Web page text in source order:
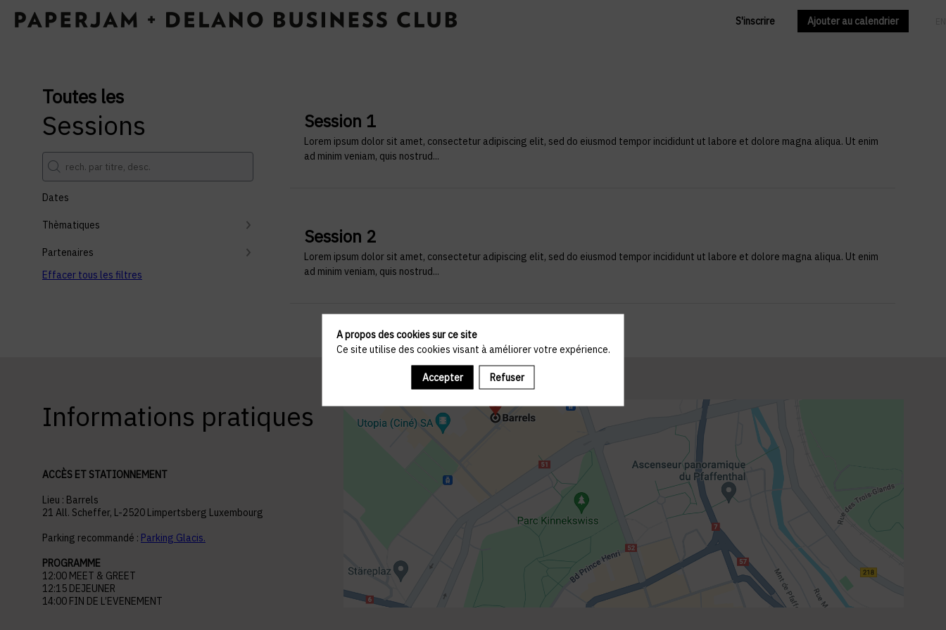
S'inscrire Ajouter au calendrier
Toutes les
Sessions
Dates
Thèmatiques
Partenaires
Effacer tous les filtres
Session 1
Lorem ipsum dolor sit amet, consectetur adipiscing elit, sed do eiusmod tempor incididunt ut labore et dolore magna aliqua. Ut enim
ad minim veniam, quis nostrud...
Session 2
Lorem ipsum dolor sit amet, consectetur adipiscing elit, sed do eiusmod tempor incididunt ut labore et dolore magna aliqua. Ut enim
ad minim veniam, quis nostrud...
Informations pratiques
ACCÈS ET STATIONNEMENT
Lieu : Barrels
21 All. Scheffer, L-2520 Limpertsberg Luxembourg
Parking recommandé : Parking Glacis.
PROGRAMME
12:00 MEET & GREET
12:15 DEJEUNER
14:00 FIN DE L’EVENEMENT
A propos des cookies sur ce site
Ce site utilise des cookies visant à améliorer votre expérience.
Accepter Refuser